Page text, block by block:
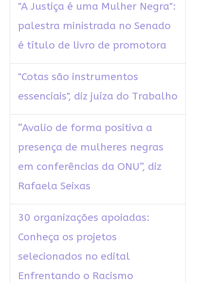
"A Justiça é uma Mulher Negra":
palestra ministrada no Senado
é título de livro de promotora
"Cotas são instrumentos
essenciais", diz juíza do Trabalho
“Avalio de forma positiva a
presença de mulheres negras
em conferências da ONU”, diz
Rafaela Seixas
30 organizações apoiadas:
Conheça os projetos
selecionados no edital
Enfrentando o Racismo